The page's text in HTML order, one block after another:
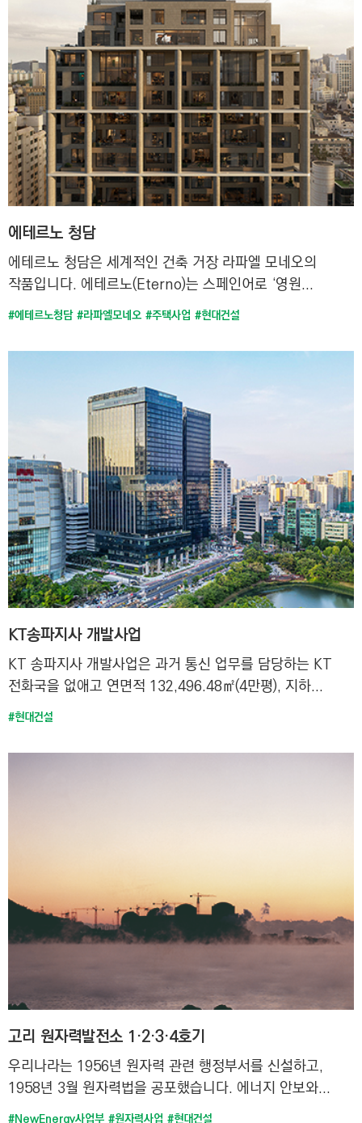
에테르노 청담
에테르노 청담은 세계적인 건축 거장 라파엘 모네오의
작품입니다. 에테르노(Eterno)는 스페인어로 ‘영원...
#에테르노청담 #라파엘모네오 #주택사업 #현대건설
KT송파지사 개발사업
KT 송파지사 개발사업은 과거 통신 업무를 담당하는 KT
전화국을 없애고 연면적 132,496.48㎡(4만평), 지하...
#현대건설
고리 원자력발전소 1·2·3·4호기
우리나라는 1956년 원자력 관련 행정부서를 신설하고,
1958년 3월 원자력법을 공포했습니다. 에너지 안보와...
#NewEnergy사업부 #원자력사업 #현대건설